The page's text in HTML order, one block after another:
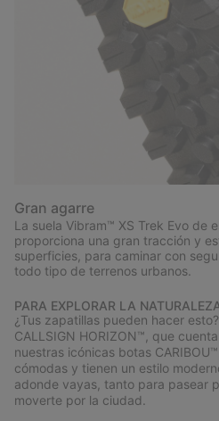
Gran agarre
La suela Vibram™ XS Trek Evo de
proporciona una gran tracción y
superficies, para caminar con
todo tipo de terrenos urbanos.
PARA EXPLORAR LA
¿Tus zapatillas pueden hacer
CALLSIGN HORIZON™, que
nuestras icónicas botas
cómodas y tienen un estilo
adonde vayas, tanto para pasear
moverte por la ciudad.